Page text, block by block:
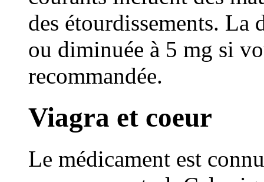
des étourdissements. La
ou diminuée à 5 mg si
recommandée.
Viagra et coeur
Le médicament est